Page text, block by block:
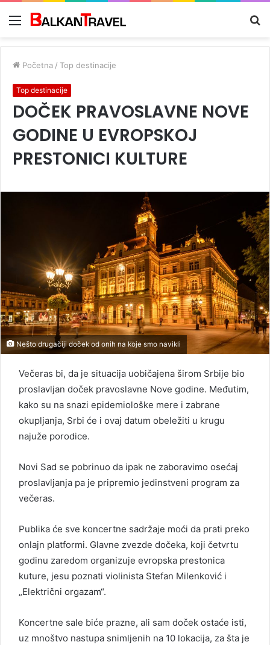
Meni
Početna / Top destinacije
Top destinacije
DOČEK PRAVOSLAVNE NOVE
GODINE U EVROPSKOJ
PRESTONICI KULTURE
Nešto drugačiji doček od onih na koje smo navikli
Večeras bi, da je situacija uobičajena širom Srbije bio
proslavljan doček pravoslavne Nove godine. Međutim,
kako su na snazi epidemiološke mere i zabrane
okupljanja, Srbi će i ovaj datum obeležiti u krugu
najuže porodice.
Novi Sad se pobrinuo da ipak ne zaboravimo osećaj
proslavljanja pa je pripremio jedinstveni program za
večeras.
Publika će sve koncertne sadržaje moći da prati preko
onlajn platformi. Glavne zvezde dočeka, koji četvrtu
godinu zaredom organizuje evropska prestonica
kuture, jesu poznati violinista Stefan Milenković i
„Električni orgazam“.
Koncertne sale biće prazne, ali sam doček ostaće isti,
uz mnoštvo nastupa snimljenih na 10 lokacija, za šta je